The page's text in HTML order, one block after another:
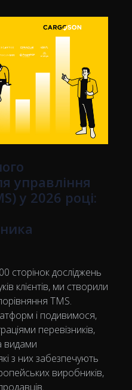
управління
у 2026 році:
сторінок досліджень
клієнтів, ми створили
TMS.
і подивимося,
перевізників,
видами
з них забезпечують
виробників,